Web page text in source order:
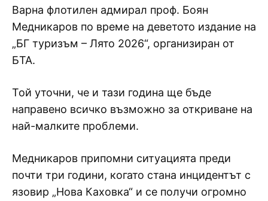
Варна флотилен адмирал проф. Боян
Медникаров по време на деветото издание на
„БГ туризъм – Лято 2026“, организиран от
БТА.
Той уточни, че и тази година ще бъде
направено всичко възможно за откриване на
най-малките проблеми.
Медникаров припомни ситуацията преди
почти три години, когато стана инцидентът с
язовир „Нова Каховка“ и се получи огромно